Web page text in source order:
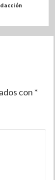
con *